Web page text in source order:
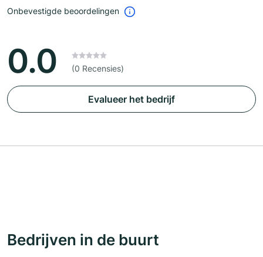
Onbevestigde beoordelingen
0.0 (0 Recensies)
Evalueer het bedrijf
Bedrijven in de buurt